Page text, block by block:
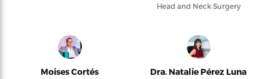
Head and Neck Surgery
Moises Cortés Dra. Natalie Pérez Luna